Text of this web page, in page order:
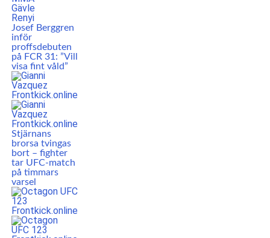
Josef Berggren
inför
proffsdebuten
på FCR 31: ”Vill
visa fint våld”
Stjärnans
brorsa tvingas
bort – fighter
tar UFC-match
på timmars
varsel